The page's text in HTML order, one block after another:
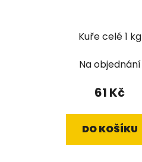
Kuře celé 1 kg
Na objednání
61 Kč
DO KOŠÍKU